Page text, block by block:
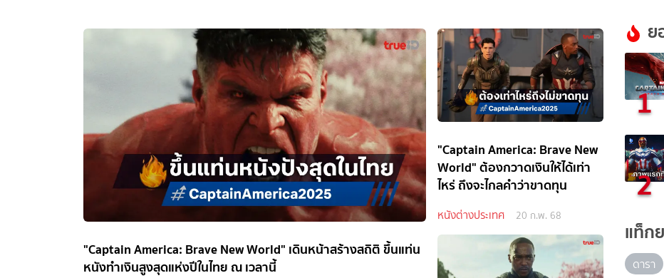
"Captain America: Brave New World" เดินหน้าสร้างสถิติ ขึ้นแท่น
หนังทำเงินสูงสุดแห่งปีในไทย ณ เวลานี้
"Captain America: Brave New
World" ต้องกวาดเงินให้ได้เท่า
ไหร่ ถึงจะไกลคำว่าขาดทุน
หนังต่างประเทศ 20 ก.พ. 68
ย
1
2
แท็ก
ดารา